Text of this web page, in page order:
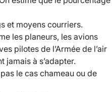
et moyens courriers.
les planeurs, les avions
pilotes de l’Armée de l’air
jamais à s’adapter.
le cas chameau ou de